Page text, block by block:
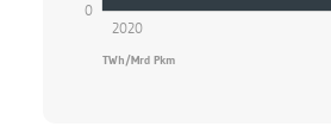
0
2020
TWh/Mrd Pkm